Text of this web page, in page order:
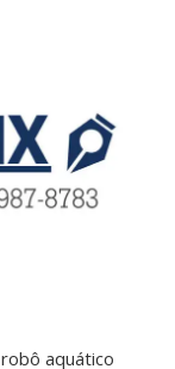
aquático